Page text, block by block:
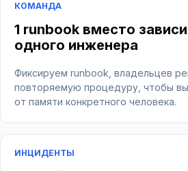
КОМАНДА
1 runbook вместо
одного инженера
Фиксируем runbook, владельцев
повторяемую процедуру, чтобы
от памяти конкретного человека.
ИНЦИДЕНТЫ